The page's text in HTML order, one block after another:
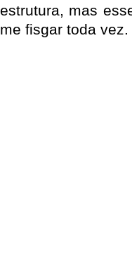
estrutura, mas
me fisgar toda vez.